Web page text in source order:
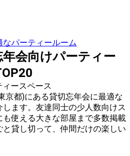
パーティールーム
年会向けパーティー
ースペース
京都)にある貸切忘年会に最適な
ます。友達同士の少人数向けス
使える大きな部屋まで多数掲載
貸し切って、仲間だけの楽しい